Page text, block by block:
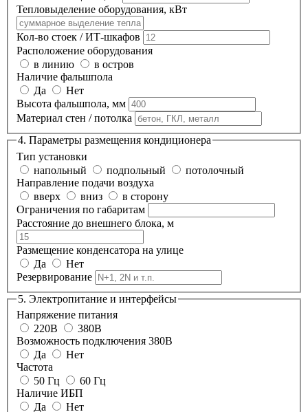
Тепловыделение оборудования, кВт
Кол-во стоек / ИТ-шкафов
Расположение оборудования
в линию
в остров
Наличие фальшпола
Да
Нет
Высота фальшпола, мм
Материал стен / потолка
4. Параметры размещения кондиционера
Тип установки
напольный
подпольный
потолочный
Направление подачи воздуха
вверх
вниз
в сторону
Ограничения по габаритам
Расстояние до внешнего блока, м
Размещение конденсатора на улице
Да
Нет
Резервирование
5. Электропитание и интерфейсы
Напряжение питания
220В
380В
Возможность подключения 380В
Да
Нет
Частота
50 Гц
60 Гц
Наличие ИБП
Да
Нет